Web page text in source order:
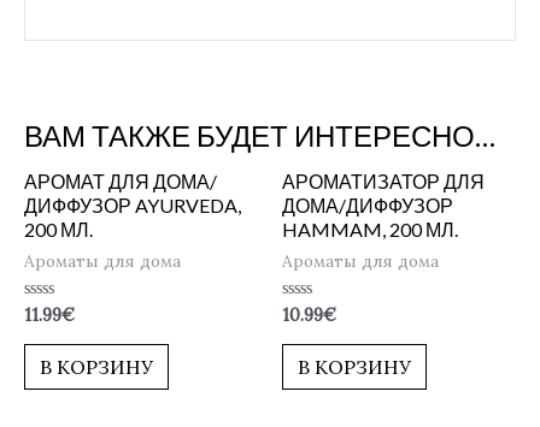
ВАМ ТАКЖЕ БУДЕТ ИНТЕРЕСНО…
АРОМАТ ДЛЯ ДОМА/
ДИФФУЗОР AYURVEDA,
200 МЛ.
Ароматы для дома
Оценка
из
11.99€
В КОРЗИНУ
АРОМАТИЗАТОР ДЛЯ
ДОМА/ДИФФУЗОР
HAMMAM, 200 МЛ.
Ароматы для дома
Оценка
из
10.99€
В КОРЗИНУ